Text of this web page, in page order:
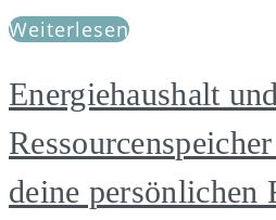
Weiterlesen
Energiehaushalt und
deine persönlichen